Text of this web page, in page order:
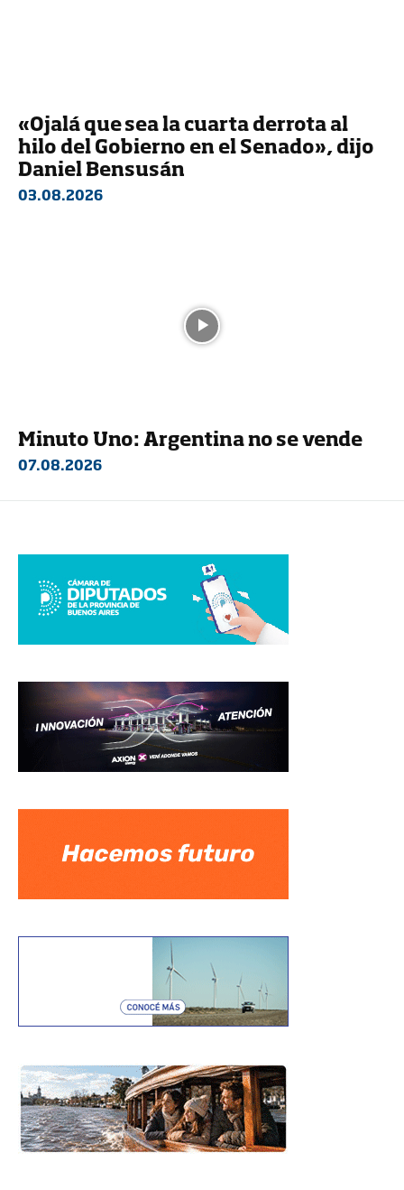
«Ojalá que sea la cuarta derrota al
hilo del Gobierno en el Senado», dijo
Daniel Bensusán
03.08.2026
Minuto Uno: Argentina no se vende
07.08.2026